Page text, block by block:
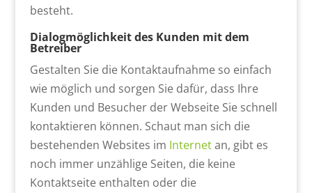
besteht.
Dialogmöglichkeit des Kunden mit dem
Betreiber
Gestalten Sie die Kontaktaufnahme so einfach
wie möglich und sorgen Sie dafür, dass Ihre
Kunden und Besucher der Webseite Sie schnell
kontaktieren können. Schaut man sich die
bestehenden Websites im Internetan, gibt es
noch immer unzählige Seiten, die keine
Kontaktseite enthalten oder die